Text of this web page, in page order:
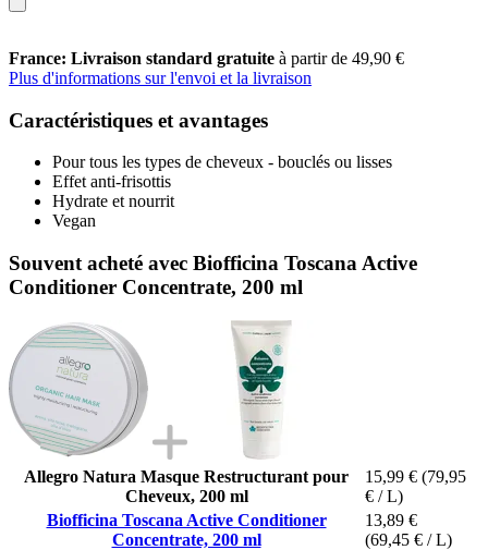
France: Livraison standard gratuite à partir de 49,90 €
Plus d'informations sur l'envoi et la livraison
Caractéristiques et avantages
Pour tous les types de cheveux - bouclés ou lisses
Effet anti-frisottis
Hydrate et nourrit
Vegan
Souvent acheté avec Biofficina Toscana Active
Conditioner Concentrate, 200 ml
Allegro Natura Masque Restructurant pour
Cheveux, 200 ml
15,99 € (79,95
€ / L)
Biofficina Toscana Active Conditioner
Concentrate, 200 ml
13,89 €
(69,45 € / L)